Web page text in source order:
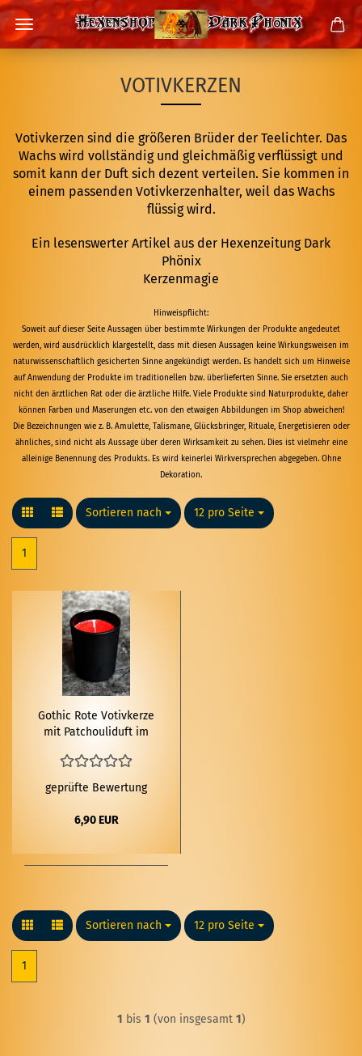
VOTIVKERZEN
Votivkerzen sind die größeren Brüder der Teelichter. Das
Wachs wird vollständig und gleichmäßig verflüssigt und
somit kann der Duft sich dezent verteilen. Sie kommen in
einem passenden Votivkerzenhalter, weil das Wachs
flüssig wird.
Ein lesenswerter Artikel aus der Hexenzeitung Dark
Phönix
Kerzenmagie
Hinweispflicht:
Soweit auf dieser Seite Aussagen über bestimmte Wirkungen der Produkte angedeutet
werden, wird ausdrücklich klargestellt, dass mit diesen Aussagen keine Wirkungsweisen im
naturwissenschaftlich gesicherten Sinne angekündigt werden. Es handelt sich um Hinweise
auf Anwendung der Produkte im traditionellen bzw. überlieferten Sinne. Sie ersetzten auch
nicht den ärztlichen Rat oder die ärztliche Hilfe. Viele Produkte sind Naturprodukte, daher
können Farben und Maserungen etc. von den etwaigen Abbildungen im Shop abweichen!
Die Bezeichnungen wie z. B. Amulette, Talismane, Glücksbringer, Rituale, Energetisieren oder
ähnliches, sind nicht als Aussage über deren Wirksamkeit zu sehen. Dies ist vielmehr eine
alleinige Benennung des Produkts. Es wird keinerlei Wirkversprechen abgegeben. Ohne
Dekoration.
Sortieren nach
Sortieren nach 12 pro Seite
pro Seite
1
Go­thic Rote Vo­tiv­ker­ze
mit Patchouli­duft im
geprüfte Bewertung
6,90 EUR
Sortieren nach
Sortieren nach 12 pro Seite
pro Seite
1
1 bis 1 (von insgesamt 1)